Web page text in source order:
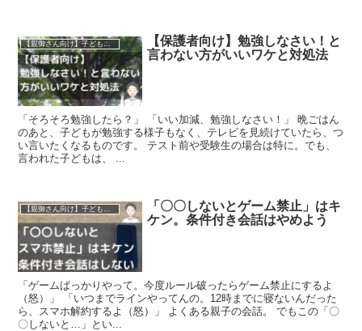
【親御さん向け】子どもをやる気にさせるコツ
【保護者向け】勉強しなさい！と
言わない方がいいワケと対処法
「そろそろ勉強したら？」 「いい加減、勉強しなさい！」 晩ごはん
のあと、子どもが勉強する様子もなく、テレビを見続けていたら、つ
い言いたくなるものです。 テスト前や受験生の場合は特に。でも、
言われた子どもは、 ...
【親御さん向け】子どもをやる気にさせるコツ
「〇〇しないとゲーム禁止」はキ
ケン。条件付き会話はやめよう
「ゲームばっかりやって。今度ルール破ったらゲーム禁止にするよ
（怒）」 「いつまでラインやってんの。12時までに寝ないんだった
ら、スマホ解約するよ（怒）」 よくある親子の会話。 でもこの「〇
〇しないと…」とい...